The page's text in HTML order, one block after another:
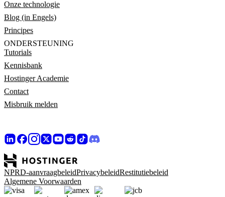
Onze technologie
Blog (in Engels)
Principes
ONDERSTEUNING
Tutorials
Kennisbank
Hostinger Academie
Contact
Misbruik melden
NPRD-aanvraagbeleidPrivacybeleidRestitutiebeleid
Algemene Voorwaarden